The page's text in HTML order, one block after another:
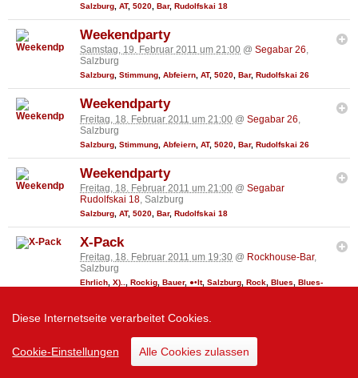
Diese Internetseite verarbeitet Cookies.
Cookie-Einstellungen Alle Cookies zulassen
Salzburg AT, 5020 Bar, Rudolfskai 18
Weekendparty
Samstag, 19. Februar 2011 um 21:00 @ Segabar 26,
Salzburg
Salzburg Stimmung Abfeiern AT, 5020 Bar, Rudolfskai 26
Weekendparty
Freitag, 18. Februar 2011 um 21:00 @ Segabar 26
Salzburg
Salzburg Stimmung Abfeiern AT, 5020 Bar, Rudolfskai 26
Weekendparty
Freitag, 18. Februar 2011 um 21:00 @ Segabar
Rudolfskai 18, Salzburg
Salzburg AT, 5020 Bar, Rudolfskai 18
X-Pack
Freitag, 18. Februar 2011 um 19:30 @ Rockhouse-Bar,
Salzburg
Ehrlich, X).., Rockig, Bauer, ●•It, Salzburg, Rock, Blues, Blues-
Donnerstag, 17. Februar 2011 um 21:00
Salzburg